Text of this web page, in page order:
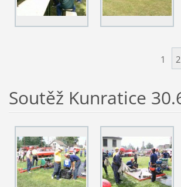
1 2
Soutěž Kunratice